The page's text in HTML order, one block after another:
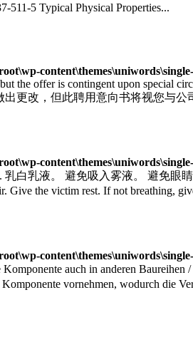
511-5 Typical Physical Properties...
the offer is contingent upon special
更改，但此聘用意向书将视您与
乳白乳液。 避免吸入雾液。 避免眼
the victim rest. If not breathing,
auch in anderen
vornehmen, wodurch die